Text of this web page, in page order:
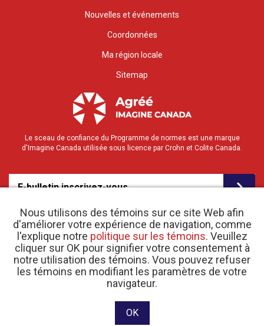
Nous utilisons des témoins sur ce site Web afin
d'améliorer votre expérience de navigation, comme
l'explique notre politique sur les témoins. Veuillez
cliquer sur OK pour signifier votre consentement à
notre utilisation des témoins. Vous pouvez refuser
les témoins en modifiant les paramètres de votre
navigateur.
OK
Nouvelles et événements
Coordonnées
Ma région locale
Sitemap
Le sceau de confiance du Programme de normes est une marque
d'Imagine Canada utilisée sous licence par Crohn et Colite Canada.
E-bulletin inscrivez-vous
© 2026 Crohn et Colite Canada |Politique de confidentialité
d’organisme de bienfaisance 11883 1486 RR 0001
Site web conçu et développé par raisin Software.